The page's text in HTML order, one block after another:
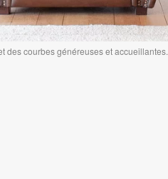
des courbes généreuses et accueillantes.